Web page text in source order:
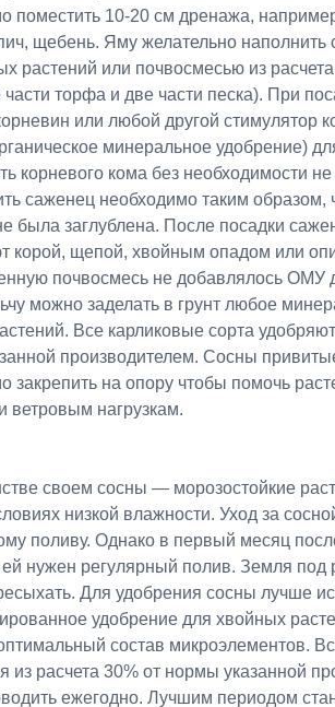
поместить 10-20 см дренажа,
щебень. Яму желательно наполнить
растений или почвосмесью из
части торфа и две части песка). При
или любой другой стимулятор
минеральное удобрение)
корневого кома без необходимости
саженец необходимо таким образом,
была заглублена. После посадки
корой, щепой, хвойным опадом или
почвосмесь не добавлялось ОМУ
можно заделать в грунт любое
Все карликовые сорта
производителем. Сосны
закрепить на опору чтобы помочь
ветровым нагрузкам.
своем сосны — морозостойкие
низкой влажности. Уход за
поливу. Однако в первый месяц
нужен регулярный полив. Земля под
Для удобрения сосны лучше
удобрение для хвойных
состав микроэлементов.
из расчета 30% от нормы указанной
ежегодно. Лучшим периодом